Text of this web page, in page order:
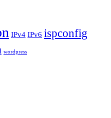
IPv4 IPv6 ispconfig
wordpress